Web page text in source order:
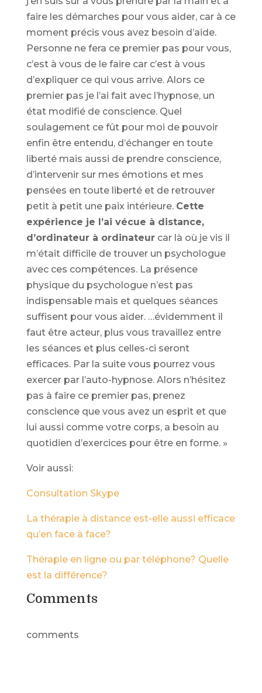
faire les démarches pour vous aider, car à ce
moment précis vous avez besoin d’aide.
Personne ne fera ce premier pas pour vous,
c’est à vous de le faire car c’est à vous
d’expliquer ce qui vous arrive. Alors ce
premier pas je l’ai fait avec l’hypnose, un
état modifié de conscience. Quel
soulagement ce fût pour moi de pouvoir
enfin être entendu, d’échanger en toute
liberté mais aussi de prendre conscience,
d’intervenir sur mes émotions et mes
pensées en toute liberté et de retrouver
petit à petit une paix intérieure. Cette
expérience je l’ai vécue à distance,
d’ordinateur à ordinateurcar là où je vis il
m’était difficile de trouver un psychologue
avec ces compétences. La présence
physique du psychologue n’est pas
indispensable mais et quelques séances
suffisent pour vous aider. …évidemment il
faut être acteur, plus vous travaillez entre
les séances et plus celles-ci seront
efficaces. Par la suite vous pourrez vous
exercer par l’auto-hypnose. Alors n’hésitez
pas à faire ce premier pas, prenez
conscience que vous avez un esprit et que
lui aussi comme votre corps, a besoin au
quotidien d’exercices pour être en forme. »
Voir aussi:
Consultation Skype
La thérapie à distance est-elle aussi efficace
qu’en face à face?
Thérapie en ligne ou par téléphone? Quelle
est la différence?
Comments
comments